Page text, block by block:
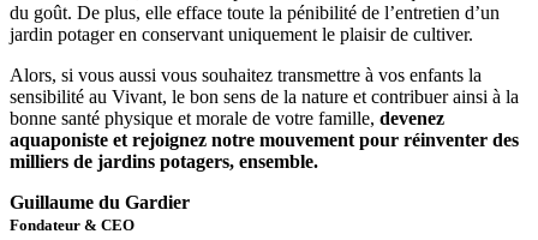
du goût. De plus, elle efface toute la pénibilité de l’entretien d’un
jardin potager en conservant uniquement le plaisir de cultiver.
Alors, si vous aussi vous souhaitez transmettre à vos enfants la
sensibilité au Vivant, le bon sens de la nature et contribuer ainsi à la
bonne santé physique et morale de votre famille, devenez
aquaponiste et rejoignez notre mouvement pour réinventer des
milliers de jardins potagers, ensemble.
Guillaume du Gardier
Fondateur & CEO